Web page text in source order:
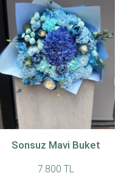
Sonsuz Mavi Buket
7.800 TL